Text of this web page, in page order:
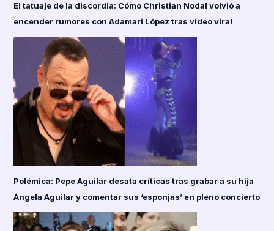
El tatuaje de la discordia: Cómo Christian Nodal volvió a
encender rumores con Adamari López tras video viral
Polémica: Pepe Aguilar desata críticas tras grabar a su hija
Ángela Aguilar y comentar sus ‘esponjas’ en pleno concierto